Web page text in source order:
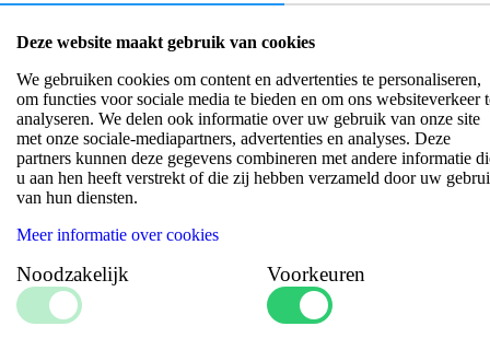
Eindkap wormschroefklem rood
Deze website maakt gebruik van cookies
We gebruiken cookies om content en advertenties te personaliseren,
om functies voor sociale media te bieden en om ons websiteverkeer
analyseren. We delen ook informatie over uw gebruik van onze site
met onze sociale-mediapartners, advertenties en analyses. Deze
partners kunnen deze gegevens combineren met andere informatie
u aan hen heeft verstrekt of die zij hebben verzameld door uw
van hun diensten.
Meer informatie over cookies
Noodzakelijk Voorkeuren